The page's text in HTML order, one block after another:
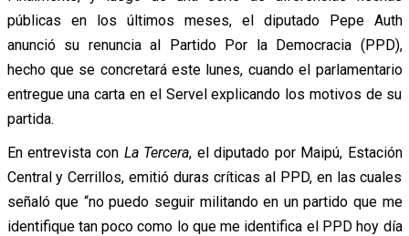
públicas en los últimos meses, el diputado Pepe Auth
anunció su renuncia al Partido Por la Democracia (PPD),
hecho que se concretará este lunes, cuando el parlamentario
entregue una carta en el Servel explicando los motivos de su
partida.
En entrevista con La Tercera, el diputado por Maipú, Estación
Central y Cerrillos, emitió duras críticas al PPD, en las cuales
señaló que “no puedo seguir militando en un partido que me
identifique tan poco como lo que me identifica el PPD hoy día